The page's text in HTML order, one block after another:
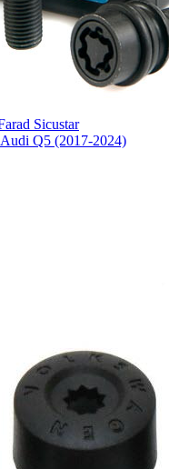
Sicustar
Q5 (2017-2024)